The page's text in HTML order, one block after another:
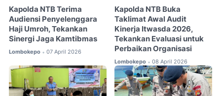
Kapolda NTB Terima
Audiensi Penyelenggara
Haji Umroh, Tekankan
Sinergi Jaga Kamtibmas
Lombokepo • 07 April 2026
Kapolda NTB Buka
Taklimat Awal Audit
Kinerja Itwasda 2026,
Tekankan Evaluasi untuk
Perbaikan Organisasi
Lombokepo • 08 April 2026